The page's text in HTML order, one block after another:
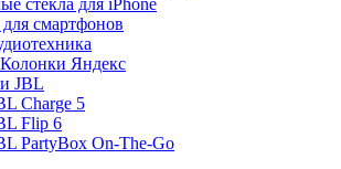
стекла для iPhone
смартфонов
Яндекс
JBL
Charge 5
Flip 6
PartyBox On-The-Go